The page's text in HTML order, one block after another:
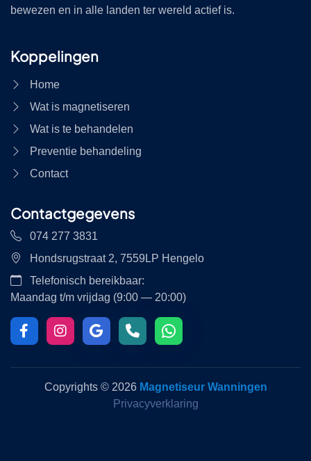
bewezen en in alle landen ter wereld actief is.
Koppelingen
Home
Wat is magnetiseren
Wat is te behandelen
Preventie behandeling
Contact
Contactgegevens
074 277 3831
Hondsrugstraat 2, 7559LP Hengelo
Telefonisch bereikbaar:
Maandag t/m vrijdag (9:00 — 20:00)
Copyrights © 2026 Magnetiseur Wanningen
Privacyverklaring